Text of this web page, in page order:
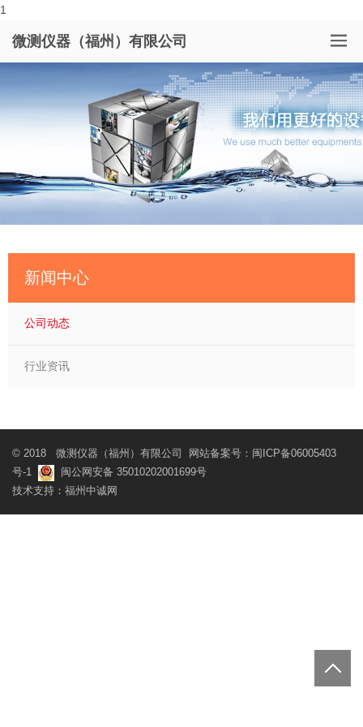
1
微测仪器（福州）有限公司
新闻中心
公司动态
行业资讯
© 2018 微测仪器（福州）有限公司 网站备案号： 闽ICP备06005403
号-1
闽公网安备 35010202001699号
技术支持： 福州中诚网